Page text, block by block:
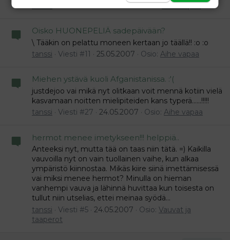
26.05.2007 Osio:Aihe vapaa
Oisko HUONEPELIÄ sadepäivään?
\ Tääkin on pelattu moneen kertaan jo täällä!! :o :o
tanssi
Viesti #11 25.05.2007 Osio: Aihe vapaa
Miehen ystävä kuoli Afganistanissa. :'(
justdejoo vai mikä nyt olitkaan voit mennä kotiin vielä
kasvamaan noitten mielipiteiden kans typerä......!!!!!
tanssi
Viesti #27 24.05.2007 Osio: Aihe vapaa
hermot menee imetykseen!!! helppiä..
Anteeksi nyt, mutta tää on taas niin tätä. =) Kaikilla
vauvoilla nyt on vain tuollainen vaihe, kun alkaa
ympäristö kiinnostaa. Mikäs kiire siinä imettämisessä
vai miksi menee hermot? Minulla on hieman
vanhempi vauva ja lähinnä huvittaa kun toisesta on
tullut niin utselias, ettei meinaa syödä...
tanssi
Viesti #5 24.05.2007 Osio: Vauvat ja
taaperot